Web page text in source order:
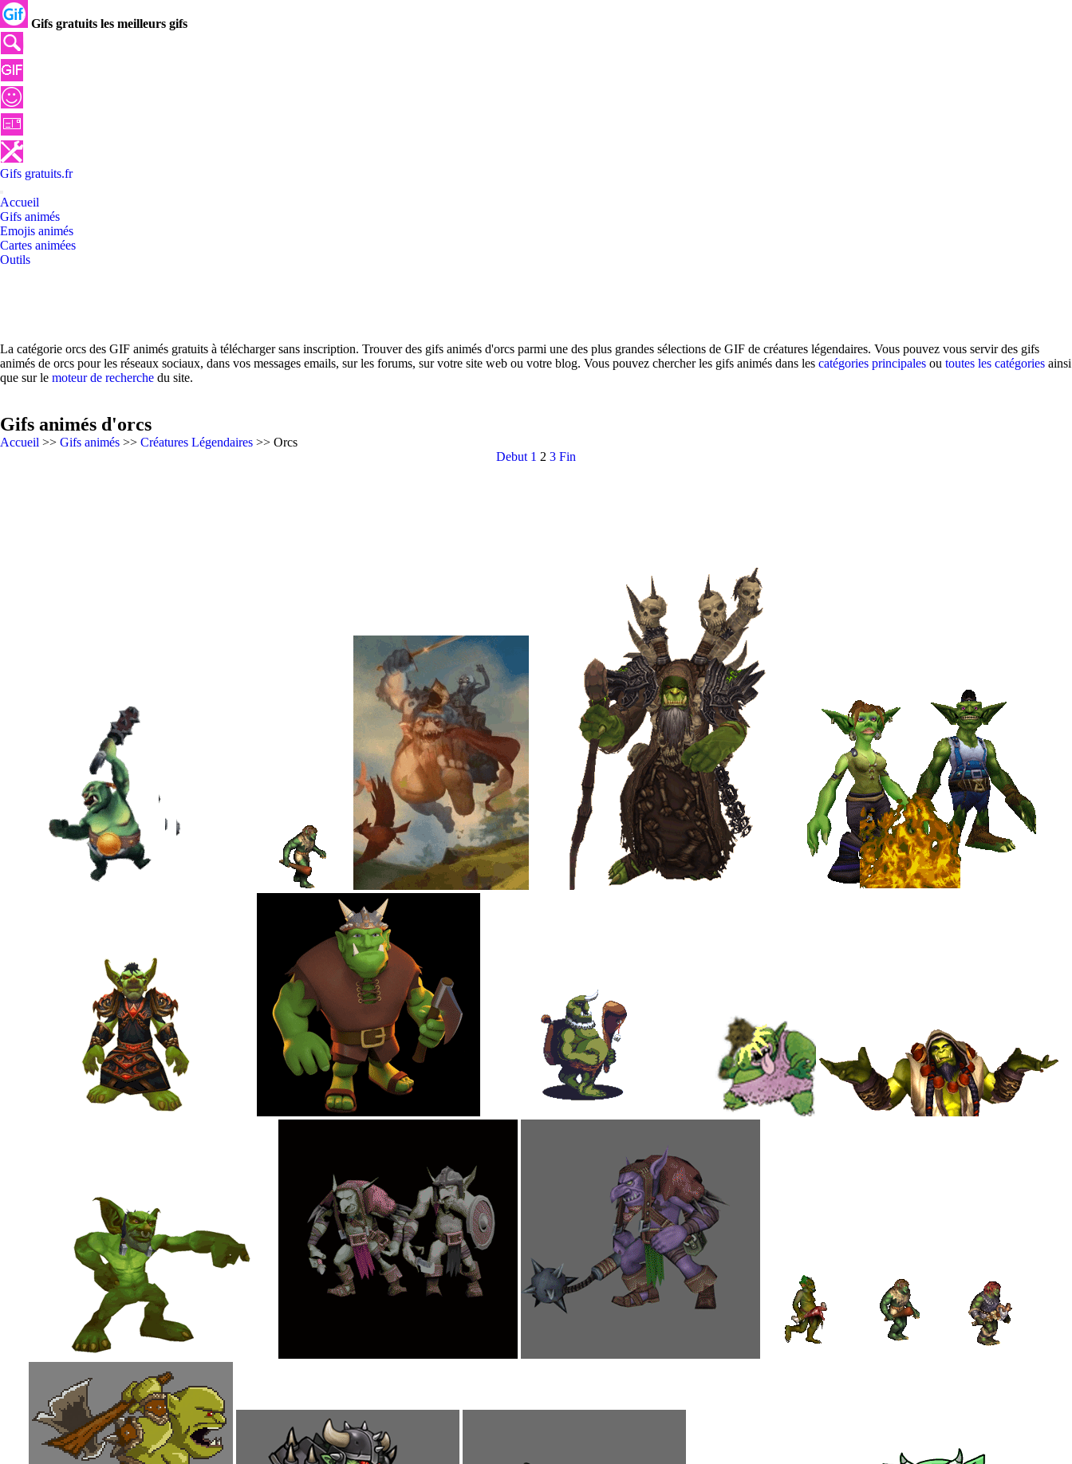
Gifs gratuits les meilleurs gifs
Gifs gratuits.fr
Accueil
Gifs animés
Emojis animés
Cartes animées
Outils
La catégorie orcs des GIF animés gratuits à télécharger sans inscription. Trouver des gifs animés d'orcs parmi une des plus grandes sélections de GIF de créatures légendaires. Vous pouvez vous servir des gifs
animés de orcs pour les réseaux sociaux, dans vos messages emails, sur les forums, sur votre site web ou votre blog. Vous pouvez chercher les gifs animés dans les catégories principales ou toutes les catégories ainsi
que sur le moteur de recherche du site.
Gifs animés d'orcs
Accueil >> Gifs animés >> Créatures Légendaires >> Orcs
Debut 1 2 3 Fin